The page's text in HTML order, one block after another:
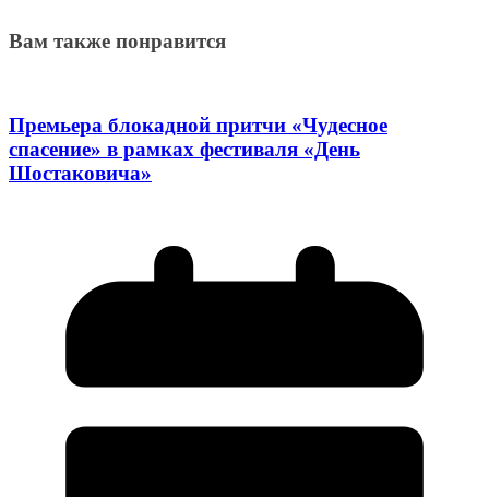
Вам также понравится
Премьера блокадной притчи «Чудесное
спасение» в рамках фестиваля «День
Шостаковича»